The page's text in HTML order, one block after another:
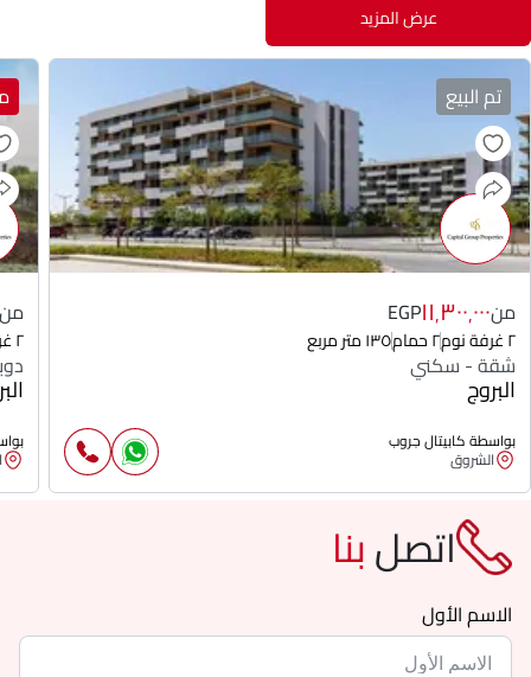
عرض المزيد
تم البيع
من١١٬٣٠٠٬٠٠٠EGP
٢ غرفة نوم ٢ حمام ١٣٥ متر مربع
شقة - سكني
البروج
بواسطة كابيتال جروب
الشروق
من
٢ غرفة نوم
اتصلبنا
الاسم الأول